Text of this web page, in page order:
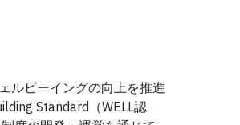
ルビーイングの向上を推進
Standard（WELL認